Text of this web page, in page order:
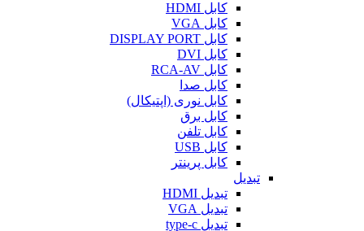
کابل HDMI
کابل VGA
کابل DISPLAY PORT
کابل DVI
کابل RCA-AV
کابل صدا
کابل نوری (اپتیکال)
کابل برق
کابل تلفن
کابل USB
کابل پرینتر
تبدیل
تبدیل HDMI
تبدیل VGA
تبدیل type-c